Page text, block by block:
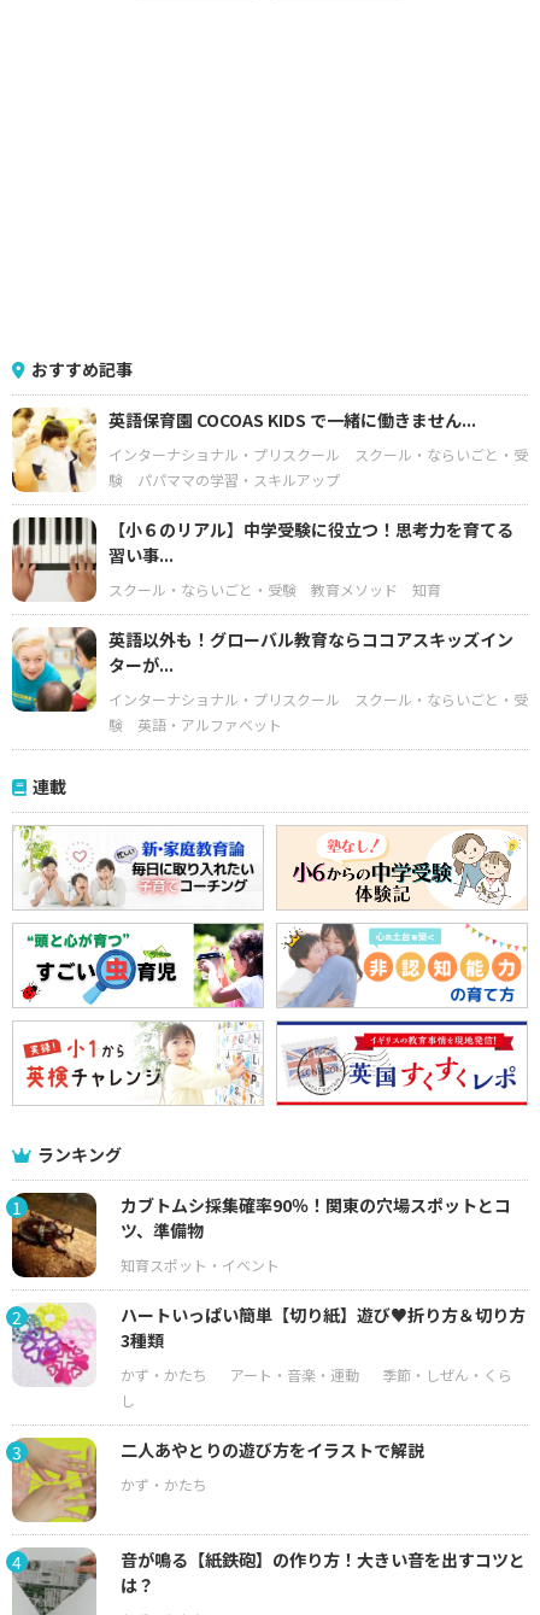
おすすめ記事
英語保育園 COCOAS KIDS で一緒に働きません...
インターナショナル・プリスクール
スクール・ならいごと・受
験
パパママの学習・スキルアップ
【小６のリアル】中学受験に役立つ！思考力を育てる
習い事...
スクール・ならいごと・受験 教育メソッド 知育
英語以外も！グローバル教育ならココアスキッズイン
ターが...
インターナショナル・プリスクール
スクール・ならいごと・受
験
英語・アルファベット
連載
ランキング
1
カブトムシ採集確率90％！関東の穴場スポットとコ
ツ、準備物
2
ハートいっぱい簡単【切り紙】遊び♥折り方＆切り方
3種類
3 二人あやとりの遊び方をイラストで解説
4
音が鳴る【紙鉄砲】の作り方！大きい音を出すコツと
は？